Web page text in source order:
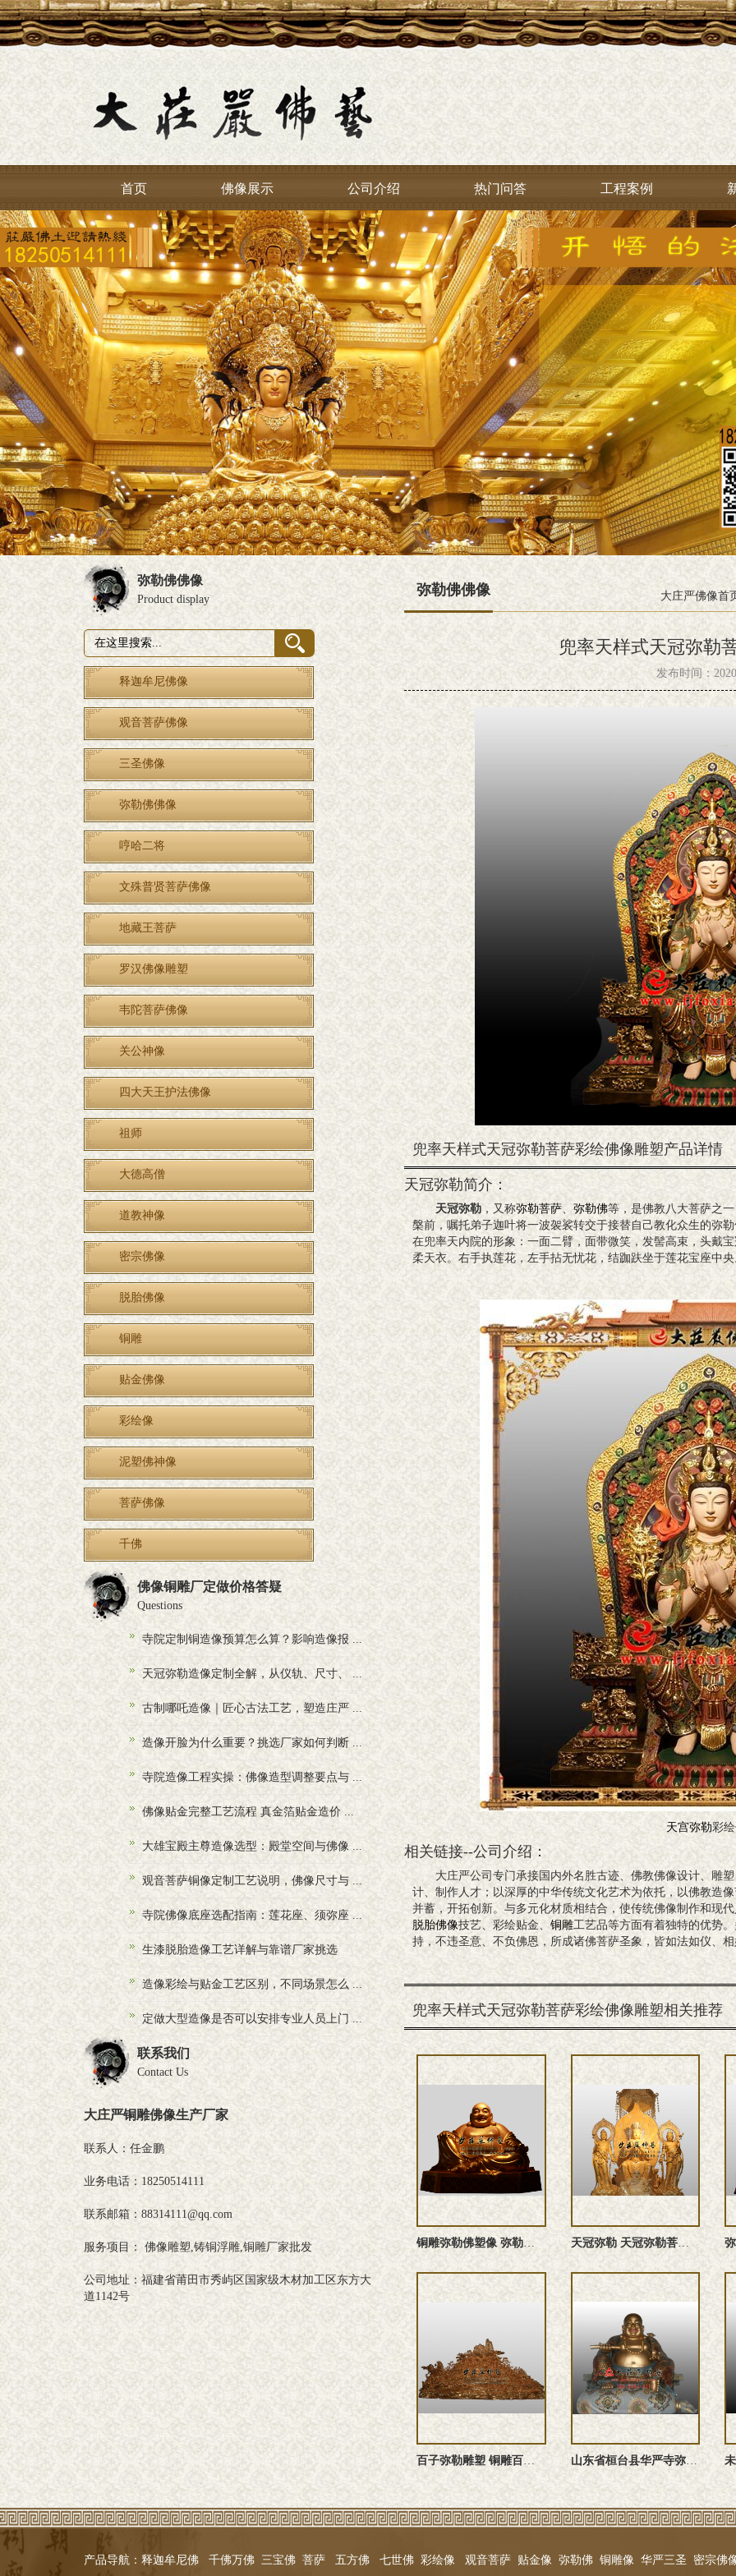
首页 佛像展示 公司介绍 热门问答 工程案例
弥勒佛佛像
Product display
释迦牟尼佛像
观音菩萨佛像
三圣佛像
弥勒佛佛像
哼哈二将
文殊普贤菩萨佛像
地藏王菩萨
罗汉佛像雕塑
韦陀菩萨佛像
关公神像
四大天王护法佛像
祖师
大德高僧
道教神像
密宗佛像
脱胎佛像
铜雕
贴金佛像
彩绘像
泥塑佛神像
菩萨佛像
千佛
佛像铜雕厂定做价格答疑
Questions
寺院定制铜造像预算怎么算？影响造像报 ...
天冠弥勒造像定制全解，从仪轨、尺寸、 ...
古制哪吒造像｜匠心古法工艺，塑造庄严 ...
造像开脸为什么重要？挑选厂家如何判断 ...
寺院造像工程实操：佛像造型调整要点与 ...
佛像贴金完整工艺流程 真金箔贴金造价 ...
大雄宝殿主尊造像选型：殿堂空间与佛像 ...
观音菩萨铜像定制工艺说明，佛像尺寸与 ...
寺院佛像底座选配指南：莲花座、须弥座 ...
生漆脱胎造像工艺详解与靠谱厂家挑选
造像彩绘与贴金工艺区别，不同场景怎么 ...
定做大型造像是否可以安排专业人员上门 ...
联系我们
Contact Us
大庄严铜雕佛像生产厂家
联系人：任金鹏
业务电话：18250514111
联系邮箱：88314111@qq.com
服务项目： 佛像雕塑,铸铜浮雕,铜雕厂家批发
公司地址：福建省莆田市秀屿区国家级木材加工区东方大
道1142号
弥勒佛佛像 大庄严佛像首
兜率天样式天冠弥勒
发布时间：
兜率天样式天冠弥勒菩萨彩绘佛像雕塑产品详情
天冠弥勒简介：
天冠弥勒，又称弥勒菩萨 弥勒佛等，是佛教八大菩萨之
槃前，嘱托弟子迦叶将一波袈裟转交于接替自己教化众生的弥
在兜率天内院的形象：一面二臂，面带微笑，发髻高束，头戴
柔天衣。右手执莲花，左手拈无忧花，结跏趺坐于莲花宝座中
天宫弥勒彩
相关链接--公司介绍：
大庄严公司专门承接国内外名胜古迹、佛教佛像设计、雕
计、制作人才；以深厚的中华传统文化艺术为依托，以佛教造
并蓄，开拓创新。与多元化材质相结合，使传统佛像制作和现
脱胎佛像技艺、彩绘贴金、 铜雕工艺品等方面有着独特的优势
持，不违圣意、不负佛恩，所成诸佛菩萨圣象，皆如法如仪、
兜率天样式天冠弥勒菩萨彩绘佛像雕塑相关推荐
铜雕弥勒佛塑像 弥勒佛雕塑 弥勒佛像 天冠弥勒 天冠弥勒菩萨雕塑 天冠弥勒佛像 天冠弥勒塑像
百子弥勒雕塑 铜雕百子弥勒 百子戏弥勒佛像 百子弥勒塑像 山东省桓台县华严寺弥勒佛彩绘贴金佛像订制
产品导航： 释迦牟尼佛 千佛万佛 三宝佛 菩萨 五方佛 七世佛 彩绘像 观音菩萨 贴金像 弥勒佛 铜雕像 华严三圣 密宗佛